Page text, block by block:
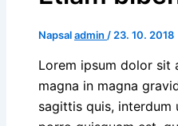
Napsaladmin / 23. 10. 2018
Lorem ipsum dolor sit
magna in magna
sagittis quis, interdum